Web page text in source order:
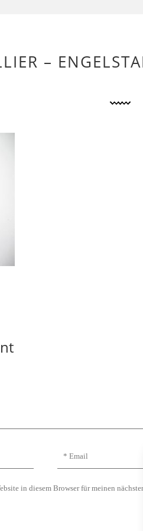
–
in diesem Browser für meinen